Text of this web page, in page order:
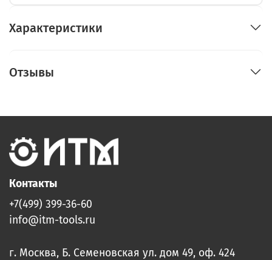
Характеристики
Отзывы
Контакты
+7(499) 399-36-60
info@itm-tools.ru
г. Москва, Б. Семеновская ул. дом 49, оф. 424